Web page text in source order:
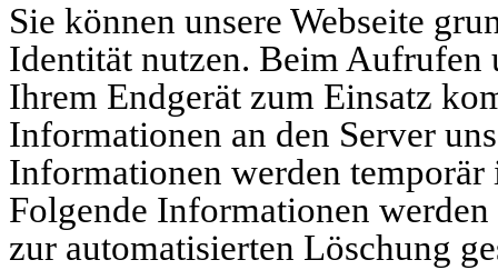
Sie können unsere Webseite
Identität nutzen. Beim Aufrufen
Ihrem Endgerät zum Einsatz
Informationen an den Server
Informationen werden
Folgende Informationen
zur automatisierten Löschung